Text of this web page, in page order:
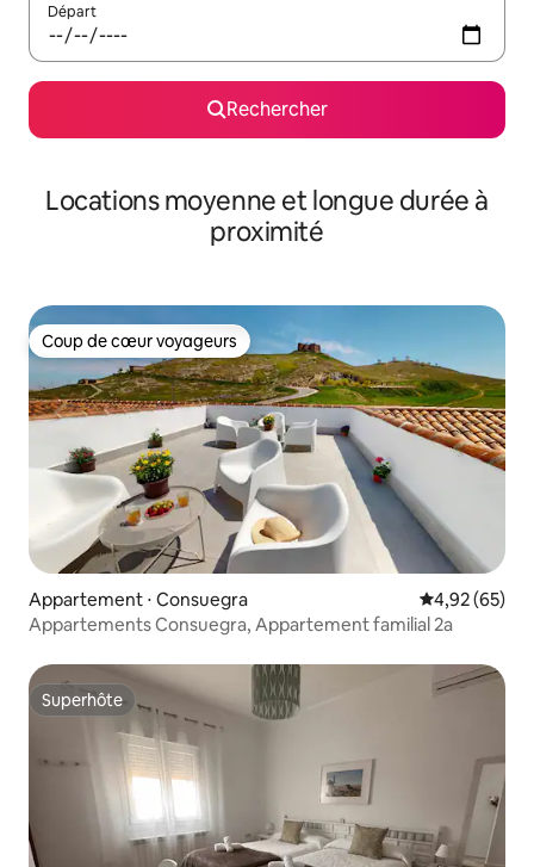
Départ
Rechercher
Locations moyenne et longue durée à
proximité
Coup de cœur voyageurs
Coup de cœur voyageurs
Appartement ⋅ Consuegra Évaluation
4,92 (65)
Appartements Consuegra, Appartement familial 2a
Superhôte
Superhôte